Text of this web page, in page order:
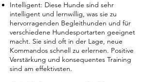
Intelligent: Diese Hunde sind sehr
intelligent und lernwillig, was sie zu
hervorragenden Begleithunden und für
verschiedene Hundesportarten geeignet
macht. Sie sind oft in der Lage, neue
Kommandos schnell zu erlernen. Positive
Verstärkung und konsequentes Training
sind am effektivsten.